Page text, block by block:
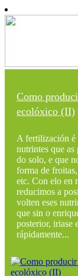
Como
ecolóxico (II)
A fertilización é
nutrintes que as
do solo, e que
forma de
etc. Con elo en
reducimos a
volten eses
que sin o
posterior, iriase
rápidamente...